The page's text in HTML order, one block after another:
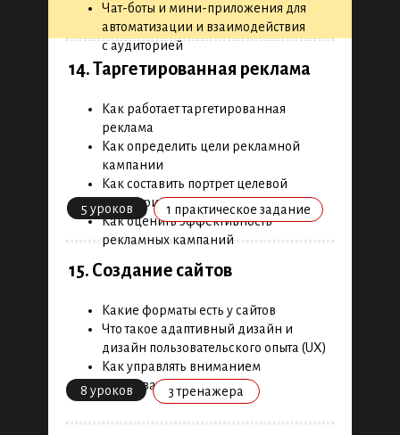
Как работает таргетированная
реклама
Как определить цели рекламной
кампании
Как составить портрет целевой
аудитории
Как оценить эффективность
рекламных кампаний
14. Таргетированная реклама
5 уроков 1 практическое задание
Чат-боты и мини-приложения для
автоматизации и взаимодействия
с аудиторией
Какие форматы есть у сайтов
Что такое адаптивный дизайн и
дизайн пользовательского опыта (UX)
Как управлять вниманием
пользователя
15. Создание сайтов
8 уроков 3 тренажера